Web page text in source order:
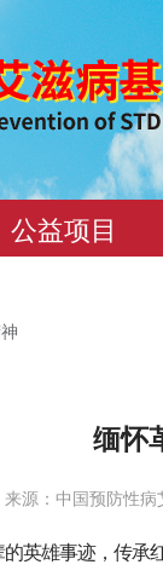
公益项目
缅怀
来源：中国预防性
英雄事迹，传